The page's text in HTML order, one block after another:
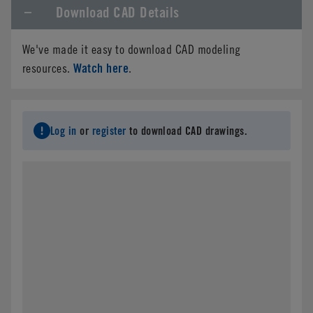
Download CAD Details
We've made it easy to download CAD modeling
resources.Watch here.
Log in or register to download CAD drawings.